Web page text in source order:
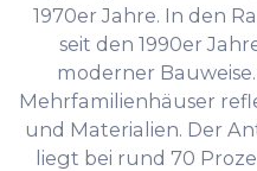
1970er Jahre. In den
seit den 1990er
moderner
Mehrfamilienhäuser
und Materialien. Der
liegt bei rund 70